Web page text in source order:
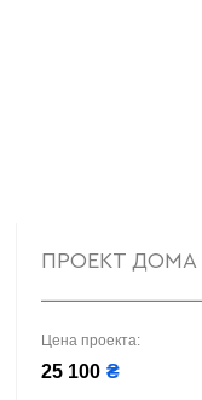
ПРОЕКТ ДОМА
Цена проекта:
25 100 ₴